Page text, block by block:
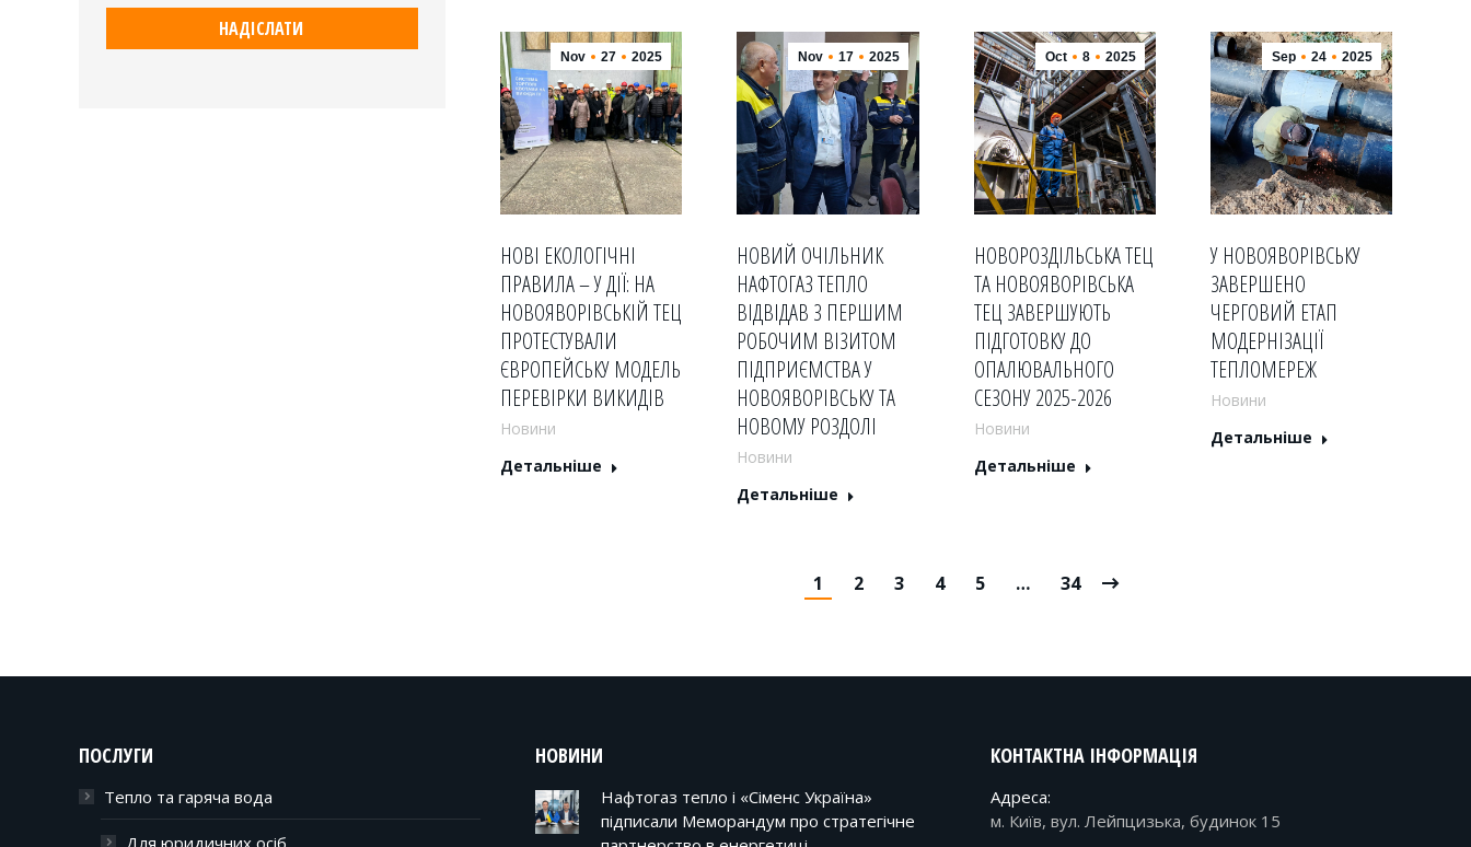
Nov 27 2025
НОВІ ЕКОЛОГІЧНІ
ПРАВИЛА – У ДІЇ: НА
НОВОЯВОРІВСЬКІЙ ТЕЦ
ПРОТЕСТУВАЛИ
ЄВРОПЕЙСЬКУ МОДЕЛЬ
ПЕРЕВІРКИ ВИКИДІВ
Новини
Детальніше
Nov 17 2025
НОВИЙ ОЧІЛЬНИК
НАФТОГАЗ ТЕПЛО
ВІДВІДАВ З ПЕРШИМ
РОБОЧИМ ВІЗИТОМ
ПІДПРИЄМСТВА У
НОВОЯВОРІВСЬКУ ТА
НОВОМУ РОЗДОЛІ
Новини
Детальніше
Oct 8 2025
НОВОРОЗДІЛЬСЬКА ТЕЦ
ТА НОВОЯВОРІВСЬКА
ТЕЦ ЗАВЕРШУЮТЬ
ПІДГОТОВКУ ДО
ОПАЛЮВАЛЬНОГО
СЕЗОНУ 2025-2026
Новини
Детальніше
Sep 24 2025
У НОВОЯВОРІВСЬКУ
ЗАВЕРШЕНО
ЧЕРГОВИЙ ЕТАП
МОДЕРНІЗАЦІЇ
ТЕПЛОМЕРЕЖ
Новини
Детальніше
1 2 3 4 5 … 34
ПОСЛУГИ
Тепло та гаряча вода
Для юридичних осіб
НОВИНИ
Нафтогаз тепло і «Сіменс Україна»
підписали Меморандум про стратегічне
КОНТАКТНА ІНФОРМАЦІЯ
Адреса:
м. Київ, вул. Лейпцизька, будинок 15